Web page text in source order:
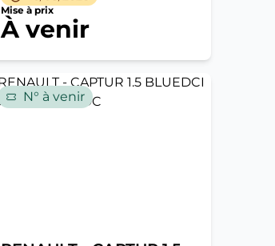
Mise à prix
À venir
N° à venir